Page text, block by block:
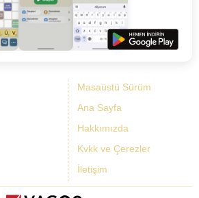
Masaüstü Sürüm
Ana Sayfa
Hakkımızda
Kvkk ve Çerezler
İletişim